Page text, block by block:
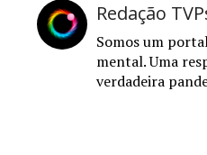
Redação
Somos um
mental. Uma
verdadeira